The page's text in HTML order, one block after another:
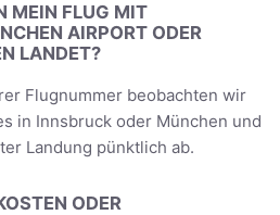
MEIN FLUG MIT
AIRPORT ODER
LANDET?
Flugnummer beobachten wir
in Innsbruck oder München und
Landung pünktlich ab.
ODER